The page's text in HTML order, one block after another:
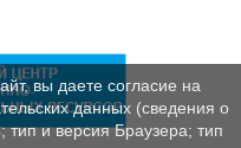
вы даете согласие на
данных (сведения о
и версия Браузера; тип